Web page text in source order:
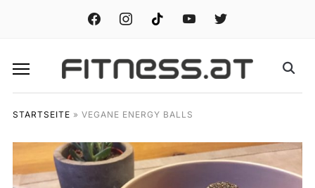
facebook instagramtiktok youtube twitter
STARTSEITE » VEGANE ENERGY BALLS